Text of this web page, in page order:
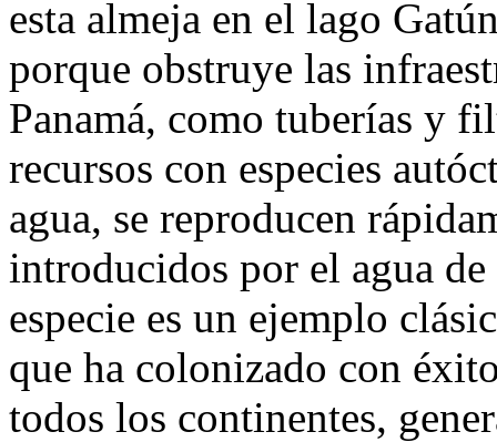
esta almeja en el lago
porque obstruye las
Panamá, como tuberías y
recursos con especies
agua, se reproducen
introducidos por el agua de
especie es un ejemplo
que ha colonizado con
todos los continentes,